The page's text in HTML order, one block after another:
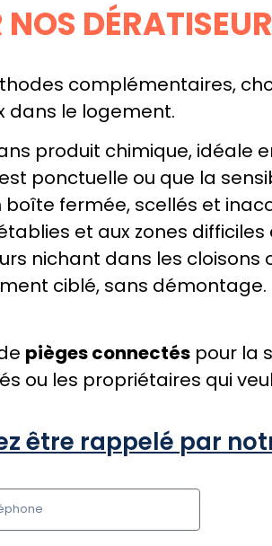
complémentaires,
dans le logement.
produit chimique, idéale
ponctuelle ou que la
boîte fermée, scellés et
et aux zones
nichant dans les cloisons
ciblé, sans démontage.
pièges connectés pour la
ou les propriétaires qui
être rappelé par